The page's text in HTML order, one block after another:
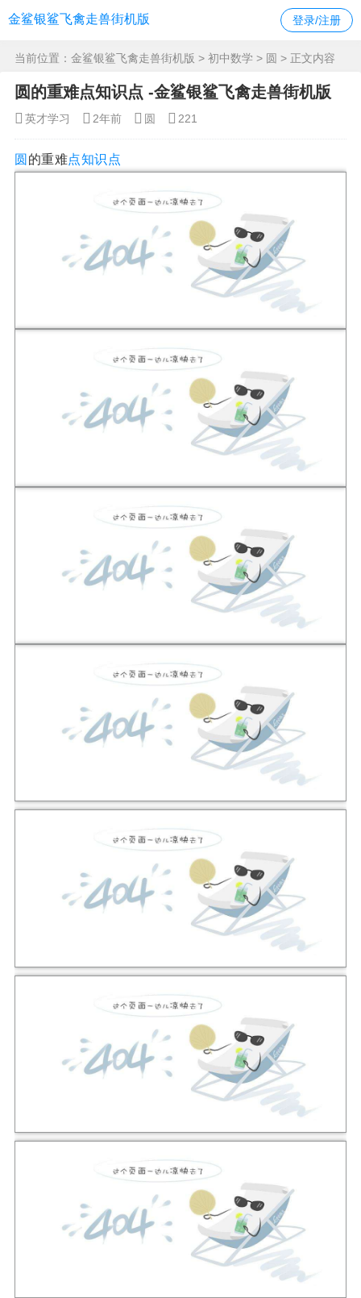
金鲨银鲨飞禽走兽街机版 登录/注册
当前位置： 金鲨银鲨飞禽走兽街机版 > 初中数学 > 圆 > 正文内容
圆的重难点知识点 -金鲨银鲨飞禽走兽街机版
英才学习 2年前 圆 221
圆 的重难点知识点